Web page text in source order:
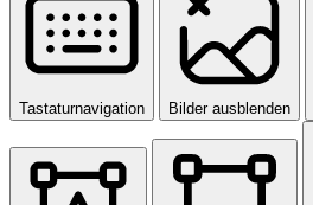
Tastaturnavigation Bilder ausblenden